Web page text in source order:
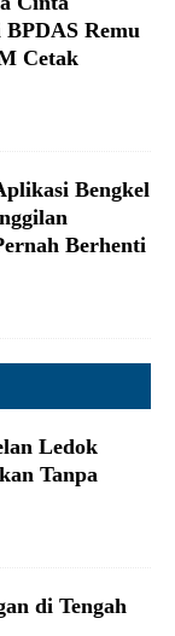
Remu
Cetak
Bengkel
Berhenti
Ledok
Tanpa
di Tengah